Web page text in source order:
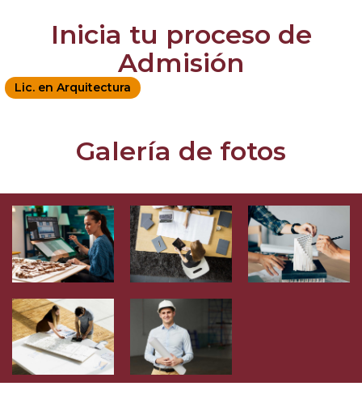
Inicia tu proceso de
Admisión
Lic. en Arquitectura
Galería de fotos